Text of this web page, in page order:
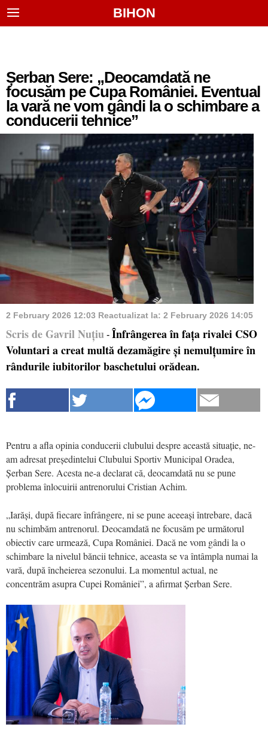
BIHON
Șerban Sere: „Deocamdată ne
focusăm pe Cupa României. Eventual
la vară ne vom gândi la o schimbare a
conducerii tehnice”
2 February 2026 12:03 Reactualizat la: 2 February 2026 14:05
Scris de Gavril Nuțiu - Înfrângerea în fața rivalei CSO
Voluntari a creat multă dezamăgire și nemulțumire în
rândurile iubitorilor baschetului orădean.
Pentru a afla opinia conducerii clubului despre această situație, ne-
am adresat președintelui Clubului Sportiv Municipal Oradea,
Șerban Sere. Acesta ne-a declarat că, deocamdată nu se pune
problema înlocuirii antrenorului Cristian Achim.
„Iarăși, după fiecare înfrângere, ni se pune aceeași întrebare, dacă
nu schimbăm antrenorul. Deocamdată ne focusăm pe următorul
obiectiv care urmează, Cupa României. Dacă ne vom gândi la o
schimbare la nivelul băncii tehnice, aceasta se va întâmpla numai la
vară, după încheierea sezonului. La momentul actual, ne
concentrăm asupra Cupei României”, a afirmat Șerban Sere.